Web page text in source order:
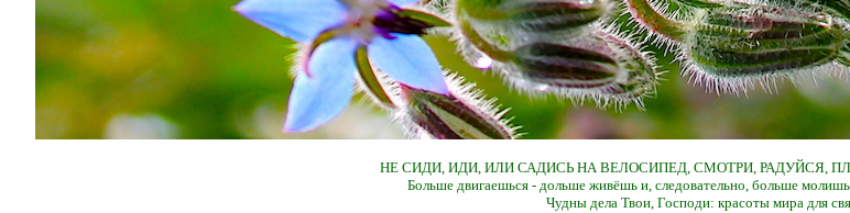
НЕ СИДИ, ИДИ, ИЛИ САДИСЬ НА ВЕЛОСИПЕД, СМОТРИ, РАДУЙСЯ,
Больше двигаешься - дольше живёшь и, следовательно, больше
Чудны дела Твои, Господи: красоты мира для